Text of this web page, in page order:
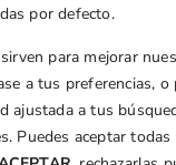
por defecto.
para mejorar
a tus preferencias, o
ajustada a tus
Puedes aceptar todas
Aviso Legal
de Privacidad
Transparencia